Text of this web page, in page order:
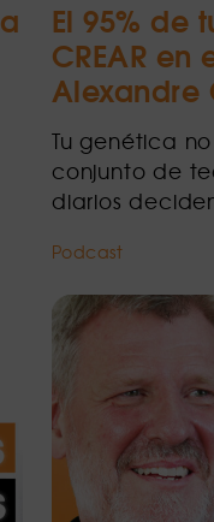
El 95% de
CREAR en
Alexandre
Tu genética
conjunto de
diarios
Podcast